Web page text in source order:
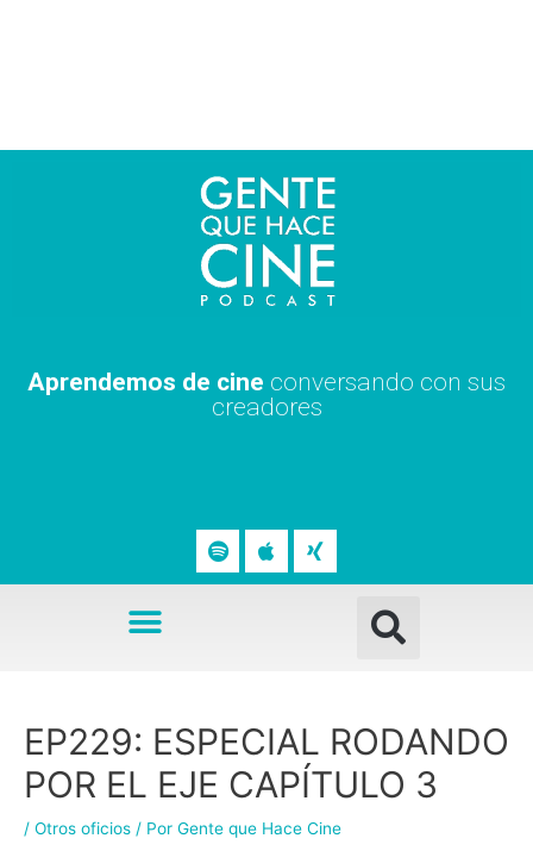
Aprendemos de cine conversando con sus
creadores
o
t
i
p
l
e
n
g
Menú
EP229: ESPECIAL RODANDO
POR EL EJE CAPÍTULO 3
/ Otros oficios / Por Gente que Hace Cine
de
entradas